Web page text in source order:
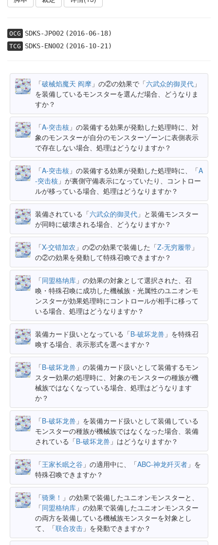
OCG SDKS-JP002(2016-06-18)
TCG SDKS-EN002(2016-10-21)
「破械焰魔天 阎摩 」の②の効果で「六武众的御灵代 」
を装備しているモンスターを選んだ場合、どうなりま
すか？
「A-突击核 」の装備する効果が発動した処理時に、対
象のモンスターが自分のモンスターゾーンに表側表示
で存在しない場合、処理はどうなりますか？
「A-突击核 」の装備する効果が発動した処理時に、「A
-突击核 」が裏側守備表示になっていたり、コントロー
ルが移っている場合、処理はどうなりますか？
装備されている「六武众的御灵代 」と装備モンスター
が同時に破壊される場合、どうなりますか？
「X-交错加农 」の②の効果で装備した「Z-无穷履带 」
の②の効果を発動して特殊召喚できますか？
「同盟格纳库 」の効果の対象として選択された、召
喚・特殊召喚に成功した機械族・光属性のユニオンモ
ンスターが効果処理時にコントロールが相手に移って
いる場合、処理はどうなりますか？
装備カード扱いとなっている「B-破坏龙兽 」を特殊召
喚する場合、表示形式を選べますか？
「B-破坏龙兽 」の装備カード扱いとして装備するモン
スター効果の処理時に、対象のモンスターの種族が機
械族ではなくなっている場合、処理はどうなります
か？
「B-破坏龙兽 」を装備カード扱いとして装備している
モンスターの種族が機械族ではなくなった場合、装備
されている「B-破坏龙兽 」はどうなりますか？
「王家长眠之谷 」の適用中に、「ABC-神龙歼灭者 」を
特殊召喚できますか？
「骑乘！ 」の効果で装備したユニオンモンスターと、
「同盟格纳库 」の効果で装備したユニオンモンスター
の両方を装備している機械族モンスターを対象とし
て、「联合攻击 」を発動できますか？